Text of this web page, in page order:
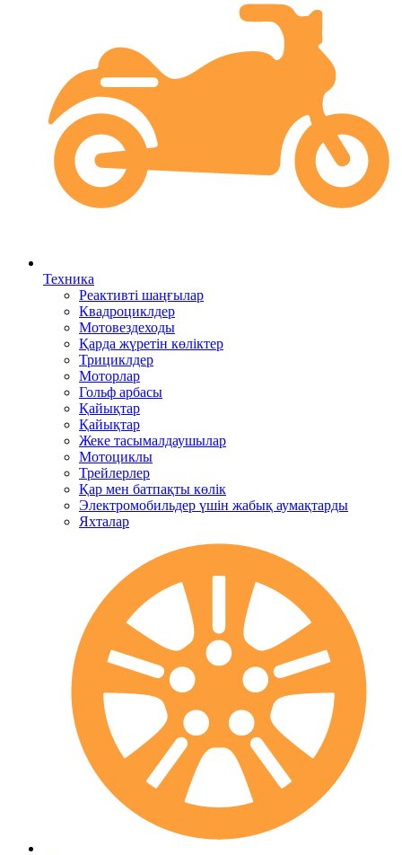
Техника
Реактивті шаңғылар
Квадроциклдер
Мотовездеходы
Қарда жүретін көліктер
Трициклдер
Моторлар
Гольф арбасы
Қайықтар
Қайықтар
Жеке тасымалдаушылар
Мотоциклы
Трейлерлер
Қар мен батпақты көлік
Электромобильдер үшін жабық аумақтарды
Яхталар